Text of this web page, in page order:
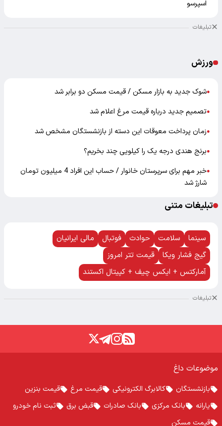
اسپرسو
تبلیغات
ورزش
●شوک جدید به بازار مسکن / قیمت مسکن دو برابر شد
●تصمیم جدید درباره قیمت مرغ اعلام شد
●زمان پرداخت معوقات این دسته از بازنشستگان مشخص شد
●برنج هندی درجه یک را کیلویی چند بخریم؟
●
خبر مهم برای سرپرستان خانوار / حساب این افراد 4 میلیون تومان
شارژ شد
تبلیغات متنی
سینما سلامت حوادث فوتبال
مالی ایرانیان
گیج فشار ویکا
قیمت تتر امروز
آمارکتس + ایکس چیف + کپیتال اکستند
تبلیغات
موضوعات داغ
بازنشستگان کالابرگ الکترونیکی قیمت مرغ
قیمت بنزین
یارانه
بانک مرکزی بانک صادرات قبض برق
ثبت نام خودرو
قیمت مسکن